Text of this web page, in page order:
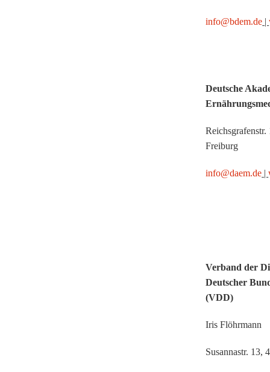
info@bdem.de |
Deutsche
Reichsgrafenstr.
Freiburg
info@daem.de |
Verband der
Deutscher
(VDD)
Iris Flöhrmann
Susannastr. 13,